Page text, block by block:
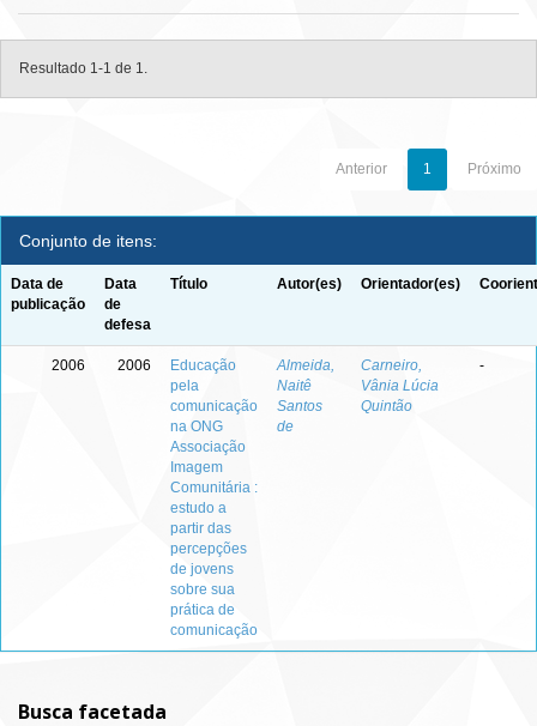
Resultado 1-1 de 1.
Anterior 1 Próximo
Conjunto de itens:
Data de
publicação
Data
de
defesa
Título Autor(es) Orientador(es)
2006 2006
Educação
pela
comunicação
na ONG
Associação
Imagem
Comunitária :
estudo a
partir das
percepções
de jovens
sobre sua
prática de
comunicação
Almeida,
Naitê
Santos
de
Carneiro,
Vânia Lúcia
Quintão
-
Busca facetada